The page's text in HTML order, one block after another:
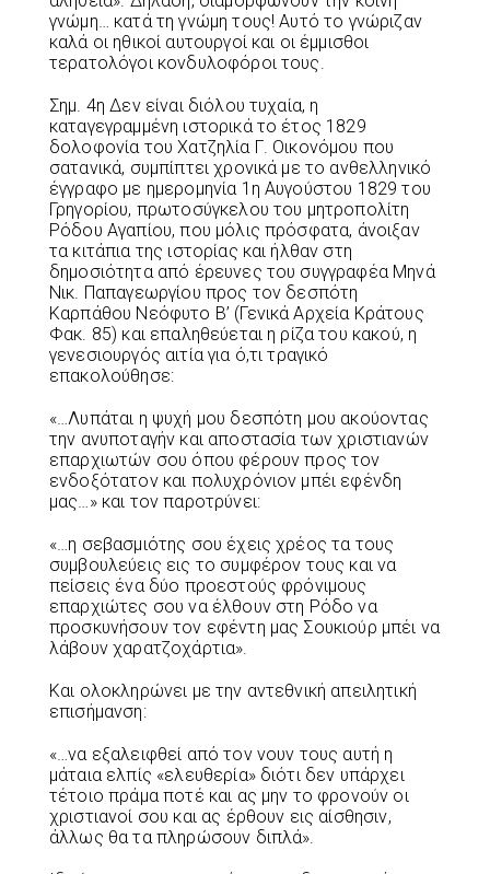
γνώμη… κατά τη γνώμη τους! Αυτό το γνώριζαν
καλά οι ηθικοί αυτουργοί και οι έμμισθοι
τερατολόγοι κονδυλοφόροι τους.
Σημ. 4η Δεν είναι διόλου τυχαία, η
καταγεγραμμένη ιστορικά το έτος 1829
δολοφονία του Χατζηλία Γ. Οικονόμου που
σατανικά, συμπίπτει χρονικά με το ανθελληνικό
έγγραφο με ημερομηνία 1η Αυγούστου 1829 του
Γρηγορίου, πρωτοσύγκελου του μητροπολίτη
Ρόδου Αγαπίου, που μόλις πρόσφατα, άνοιξαν
τα κιτάπια της ιστορίας και ήλθαν στη
δημοσιότητα από έρευνες του συγγραφέα Μηνά
Νικ. Παπαγεωργίου προς τον δεσπότη
Καρπάθου Νεόφυτο Β’ (Γενικά Αρχεία Κράτους
Φακ. 85) και επαληθεύεται η ρίζα του κακού, η
γενεσιουργός αιτία για ό,τι τραγικό
επακολούθησε:
«…Λυπάται η ψυχή μου δεσπότη μου ακούοντας
την ανυποταγήν και αποστασία των χριστιανών
επαρχιωτών σου όπου φέρουν προς τον
ενδοξότατον και πολυχρόνιον μπέι εφένδη
μας…» και τον παροτρύνει:
«…η σεβασμιότης σου έχεις χρέος τα τους
συμβουλεύεις εις το συμφέρον τους και να
πείσεις ένα δύο προεστούς φρόνιμους
επαρχιώτες σου να έλθουν στη Ρόδο να
προσκυνήσουν τον εφέντη μας Σουκιούρ μπέι να
λάβουν χαρατζοχάρτια».
Και ολοκληρώνει με την αντεθνική απειλητική
επισήμανση:
«…να εξαλειφθεί από τον νουν τους αυτή η
μάταια ελπίς «ελευθερία» διότι δεν υπάρχει
τέτοιο πράμα ποτέ και ας μην το φρονούν οι
χριστιανοί σου και ας έρθουν εις αίσθησιν,
άλλως θα τα πληρώσουν διπλά».